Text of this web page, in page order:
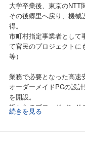
大学卒業後、東京のNTT
その後郷里へ戻り、機械
得。
市町村指定事業者として
て官民のプロジェクトに
等）
業務で必要となった高速
オーダーメイドPCの設
を開設。
折からのブロードバンド
インターワークス」を創
続きを見る